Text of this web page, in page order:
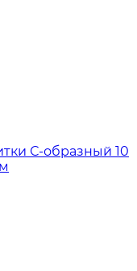
С-образный 10